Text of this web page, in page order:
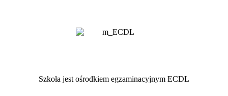
Szkoła jest ośrodkiem egzaminacyjnym ECDL